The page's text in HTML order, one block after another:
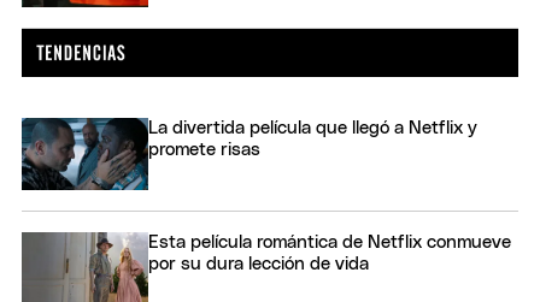
La divertida película que llegó a Netflix y
promete risas
Esta película romántica de Netflix conmueve
por su dura lección de vida